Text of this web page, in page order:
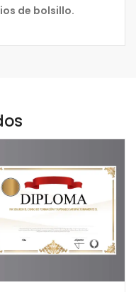
de bolsillo.